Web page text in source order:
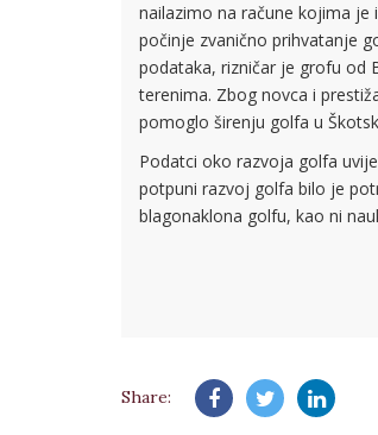
nailazimo na račune kojima je
počinje zvanično prihvatanje
podataka, rizničar je grofu od
terenima. Zbog novca i
pomoglo širenju golfa u
Podatci oko razvoja golfa
potpuni razvoj golfa bilo je
blagonaklona golfu, kao ni
Share: